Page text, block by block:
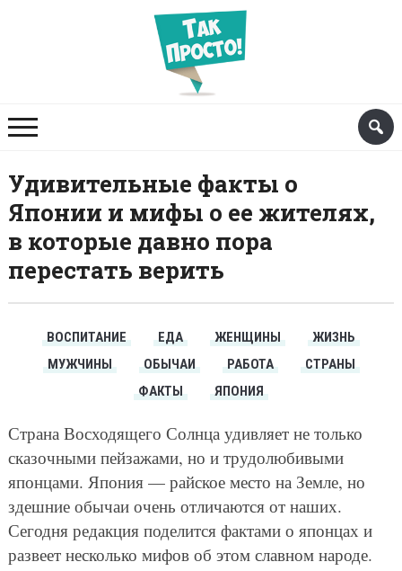
Удивительные факты о
Японии и мифы о ее жителях,
в которые давно пора
перестать верить
ВОСПИТАНИЕ ЕДА ЖЕНЩИНЫ
ЖИЗНЬ
МУЖЧИНЫ
ОБЫЧАИ РАБОТА
СТРАНЫ
ФАКТЫ
ЯПОНИЯ
Страна Восходящего Солнца удивляет не только
сказочными пейзажами, но и трудолюбивыми
японцами. Япония — райское место на Земле, но
здешние обычаи очень отличаются от наших.
Сегодня редакция поделится фактами о японцах и
развеет несколько мифов об этом славном народе.